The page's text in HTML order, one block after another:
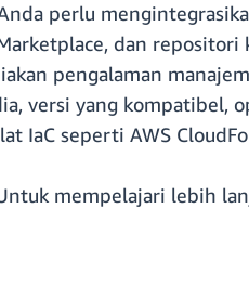
perlu
dan
pengalaman
versi yang kompatibel,
IaC seperti AWS
mempelajari lebih